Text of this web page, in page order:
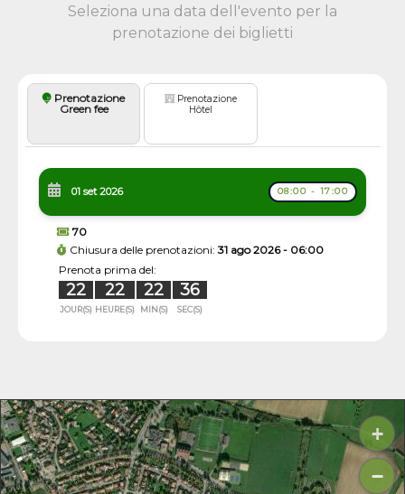
Seleziona una data dell'evento per la
prenotazione dei biglietti
Prenotazione
Green fee
Prenotazione
Hôtel
01 set 2026 08:00 - 17:00
70
Chiusura delle prenotazioni:31 ago 2026 - 06:00
Prenota prima del:
22 22 22 36
JOUR(S) HEURE(S) MIN(S) SEC(S)
+
−